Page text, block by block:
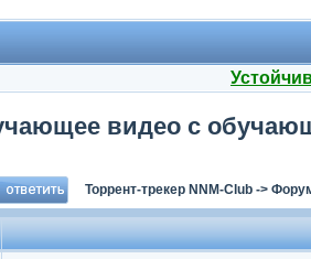
видео с
Торрент-трекер NNM-Club->